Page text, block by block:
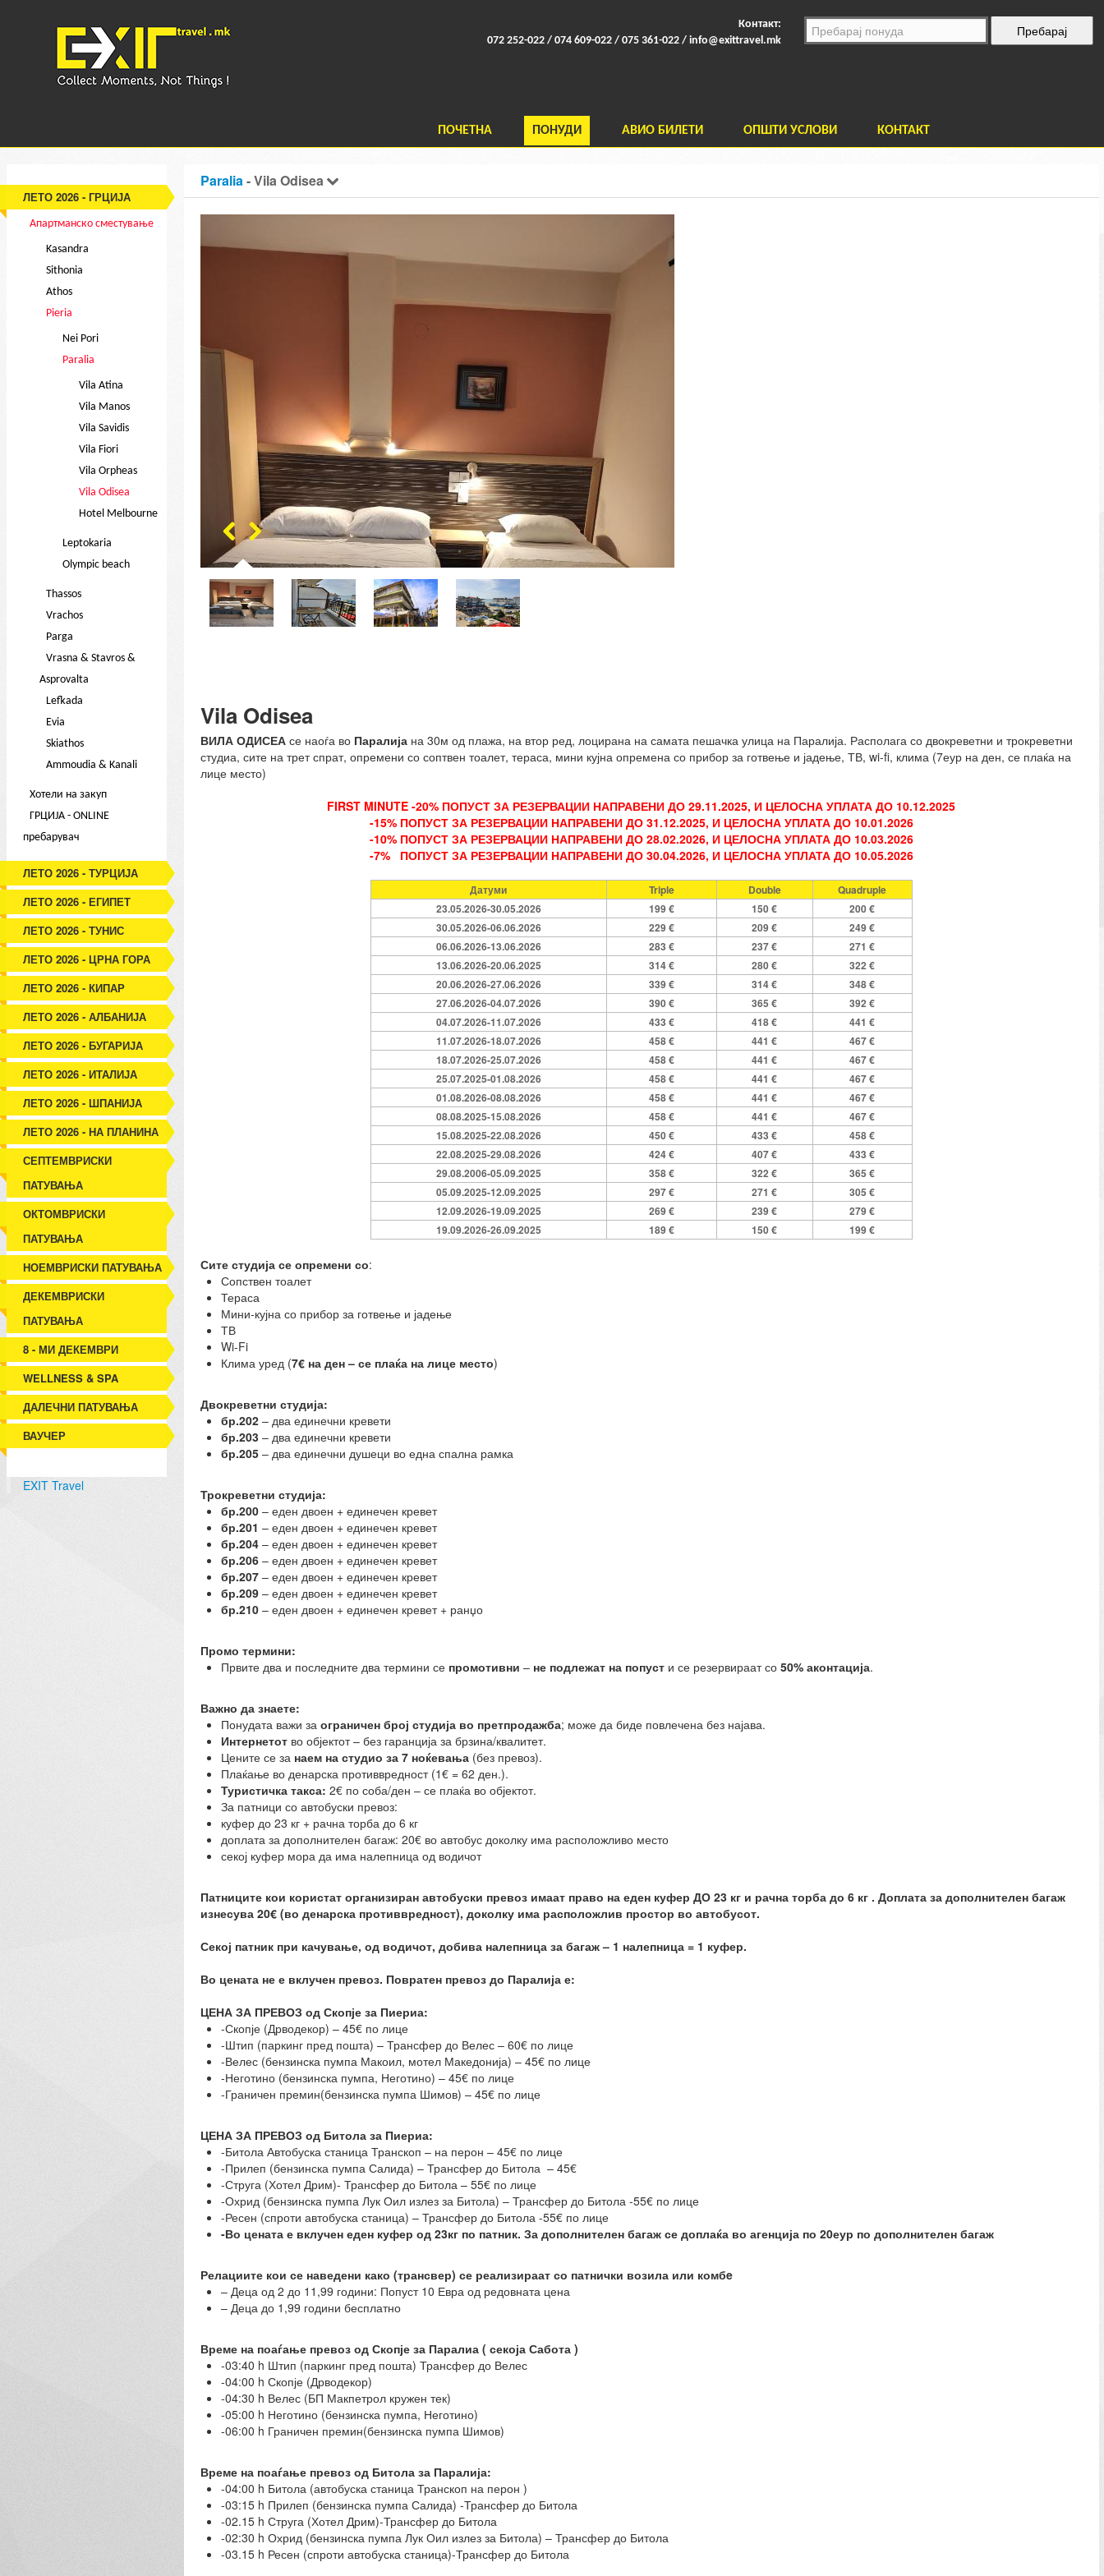
Контакт:
072 252-022 / 074 609-022 / 075 361-022 / info@exittravel.mk
ПОЧЕТНА ПОНУДИ АВИО БИЛЕТИ ОПШТИ УСЛОВИ КОНТАКТ
ЛЕТО 2026 - ГРЦИЈА
Апартманско сместување
Kasandra
Sithonia
Athos
Pieria
Nei Pori
Paralia
Vila Atina
Vila Manos
Vila Savidis
Vila Fiori
Vila Orpheas
Vila Odisea
Hotel Melbourne
Leptokaria
Olympic beach
Thassos
Vrachos
Parga
Vrasna & Stavros &
Asprovalta
Lefkada
Evia
Skiathos
Ammoudia & Kanali
Хотели на закуп
ГРЦИЈА - ONLINE
пребарувач
ЛЕТО 2026 - ТУРЦИЈА
ЛЕТО 2026 - ЕГИПЕТ
ЛЕТО 2026 - ТУНИС
ЛЕТО 2026 - ЦРНА ГОРА
ЛЕТО 2026 - КИПАР
ЛЕТО 2026 - АЛБАНИЈА
ЛЕТО 2026 - БУГАРИЈА
ЛЕТО 2026 - ИТАЛИЈА
ЛЕТО 2026 - ШПАНИЈА
ЛЕТО 2026 - НА ПЛАНИНА
СЕПТЕМВРИСКИ
ПАТУВАЊА
ОКТОМВРИСКИ
ПАТУВАЊА
НОЕМВРИСКИ ПАТУВАЊА
ДЕКЕМВРИСКИ
ПАТУВАЊА
8 - МИ ДЕКЕМВРИ
WELLNESS & SPA
ДАЛЕЧНИ ПАТУВАЊА
ВАУЧЕР
EXIT Travel
Paralia- Vila Odisea
Vila Odisea
ВИЛА ОДИСЕАсе наоѓа во Паралијана 30м од плажа, на втор ред, лоцирана на самата пешачка улица на Паралија. Располага со двокреветни и трокреветни
студиа, сите на трет спрат, опремени со соптвен тоалет, тераса, мини кујна опремена со прибор за готвење и јадење, ТВ, wi-fi, клима (7еур на ден, се плаќа на
лице место)
FIRST MINUTE -20% ПОПУСТ ЗА РЕЗЕРВАЦИИ НАПРАВЕНИ ДО 29.11.2025, И ЦЕЛОСНА УПЛАТА ДО 10.12.2025
-15% ПОПУСТ ЗА РЕЗЕРВАЦИИ НАПРАВЕНИ ДО 31.12.2025, И ЦЕЛОСНА УПЛАТА ДО 10.01.2026
-10% ПОПУСТ ЗА РЕЗЕРВАЦИИ НАПРАВЕНИ ДО 28.02.2026, И ЦЕЛОСНА УПЛАТА ДО 10.03.2026
-7% ПОПУСТ ЗА РЕЗЕРВАЦИИ НАПРАВЕНИ ДО 30.04.2026, И ЦЕЛОСНА УПЛАТА ДО 10.05.2026
Датуми Triple Double
Quadruple
23.05.2026-30.05.2026
199 € 150 €
200 €
30.05.2026-06.06.2026
229 € 209 €
249 €
06.06.2026-13.06.2026
283 € 237 €
271 €
13.06.2026-20.06.2025
314 € 280 €
322 €
20.06.2026-27.06.2026
339 € 314 €
348 €
27.06.2026-04.07.2026
390 € 365 €
392 €
04.07.2026-11.07.2026
433 € 418 €
441 €
11.07.2026-18.07.2026
458 € 441 €
467 €
18.07.2026-25.07.2026
458 € 441 €
467 €
25.07.2025-01.08.2026
458 € 441 €
467 €
01.08.2026-08.08.2026
458 € 441 €
467 €
08.08.2025-15.08.2026
458 € 441 €
467 €
15.08.2025-22.08.2026
450 € 433 €
458 €
22.08.2025-29.08.2026
424 € 407 €
433 €
29.08.2006-05.09.2025
358 € 322 €
365 €
05.09.2025-12.09.2025
297 € 271 €
305 €
12.09.2026-19.09.2025
269 € 239 €
279 €
19.09.2026-26.09.2025
189 € 150 € 199 €
Сите студија се опремени со:
Сопствен тоалет
Тераса
Мини-кујна со прибор за готвење и јадење
ТВ
Wi-Fi
Клима уред (7€ на ден – се плаќа на лице место)
Двокреветни студија:
бр.202– два единечни кревети
бр.203– два единечни кревети
бр.205– два единечни душеци во една спална рамка
Трокреветни студија:
бр.200– еден двоен + единечен кревет
бр.201 – еден двоен + единечен кревет
бр.204– еден двоен + единечен кревет
бр.206– еден двоен + единечен кревет
бр.207– еден двоен + единечен кревет
бр.209– еден двоен + единечен кревет
бр.210– еден двоен + единечен кревет + ранџо
Промо термини:
Првите два и последните два термини се промотивни – не подлежат на попусти се резервираат со 50% аконтација.
Важно да знаете:
Понудата важи за ограничен број студија во претпродажба; може да биде повлечена без најава.
Интернетотво објектот – без гаранција за брзина/квалитет.
Цените се за наем на студио за 7 ноќевања(без превоз).
Плаќање во денарска противвредност (1€ = 62 ден.).
Туристичка такса: 2€ по соба/ден – се плаќа во објектот.
За патници со автобуски превоз:
куфер до 23 кг + рачна торба до 6 кг
доплата за дополнителен багаж: 20€ во автобус доколку има расположливо место
секој куфер мора да има налепница од водичот
Патниците кои користат организиран автобуски превоз имаат право на еден куфер ДО 23 кг и рачна торба до 6 кг . Доплата за дополнителен багаж
изнесува 20€ (во денарска противвредност), доколку има расположлив простор во автобусот.
Секој патник при качување, од водичот, добива налепница за багаж – 1 налепница = 1 куфер.
Во цената не е вклучен превоз. Повратен превоз до Паралија е:
ЦЕНА ЗА ПРЕВОЗ од Скопје за Пиериа:
-Скопје (Дрводекор) – 45€ по лице
-Штип (паркинг пред пошта) – Трансфер до Велес – 60€ по лице
-Велес (бензинска пумпа Макоил, мотел Македонија) – 45€ по лице
-Неготино (бензинска пумпа, Неготино) – 45€ по лице
-Граничен премин(бензинска пумпа Шимов) – 45€ по лице
ЦЕНА ЗА ПРЕВОЗ од Битола за Пиериа:
-Битола Автобуска станица Транскоп – на перон – 45€ по лице
-Прилеп (бензинска пумпа Салида) – Трансфер до Битола – 45€
-Струга (Хотел Дрим)- Трансфер до Битола – 55€ по лице
-Охрид (бензинска пумпа Лук Оил излез за Битола) – Трансфер до Битола -55€ по лице
-Ресен (спроти автобуска станица) – Трансфер до Битола -55€ по лице
-Во цената е вклучен еден куфер од 23кг по патник. За дополнителен багаж се доплаќа во агенција по 20еур по дополнителен багаж
Релациите кои се наведени како (трансвер) се реализираат со патнички возила или комбe
– Деца од 2 до 11,99 години: Попуст 10 Евра од редовната цена
– Деца до 1,99 години бесплатно
Време на поаѓање превоз од Скопје за Паралиа ( секоја Сабота )
-03:40 h Штип (паркинг пред пошта) Трансфер до Велес
-04:00 h Скопје (Дрводекор)
-04:30 h Велес (БП Макпетрол кружен тек)
-05:00 h Неготино (бензинска пумпа, Неготино)
-06:00 h Граничен премин(бензинска пумпа Шимов)
Време на поаѓање превоз од Битола за Паралија:
-04:00 h Битола (автобуска станица Транскоп на перон )
-03:15 h Прилеп (бензинска пумпа Салида) -Трансфер до Битола
-02.15 h Струга (Хотел Дрим)-Трансфер до Битола
-02:30 h Охрид (бензинска пумпа Лук Оил излез за Битола) – Трансфер до Битола
-03.15 h Ресен (спроти автобуска станица)-Трансфер до Битола